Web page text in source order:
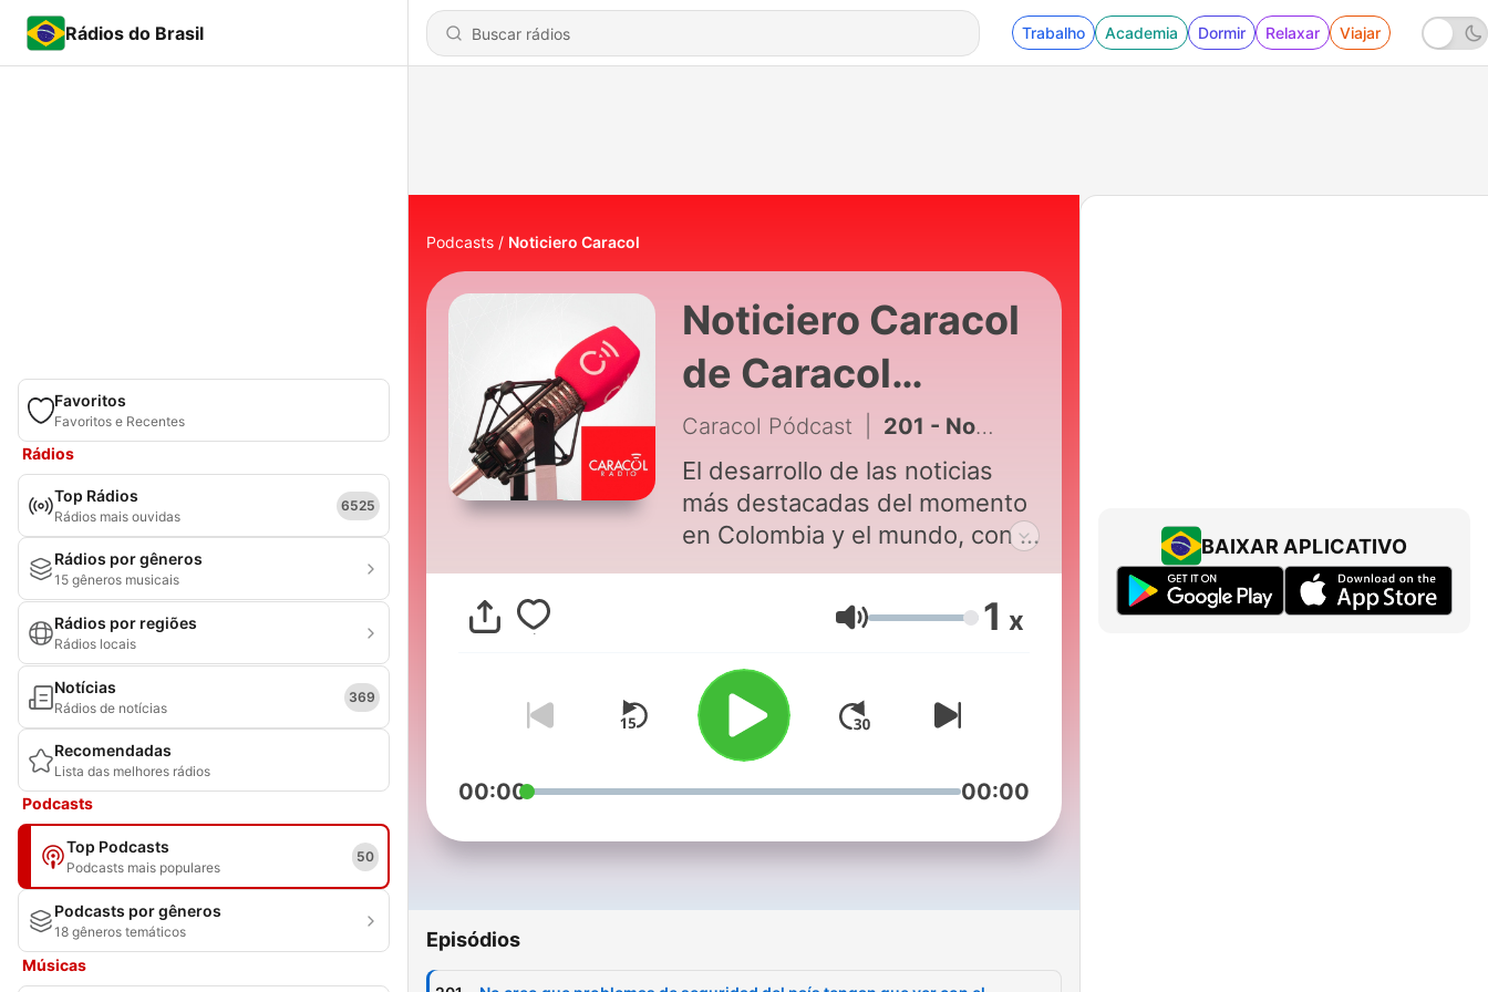
Rádios do Brasil Trabalho Academia Dormir Relaxar Viajar
Favoritos
Favoritos e Recentes
Rádios
Top Rádios
Rádios mais ouvidas
6525
Rádios por gêneros
15 gêneros musicais
Rádios por regiões
Rádios locais
Notícias
Rádios de notícias
369
Recomendadas
Lista das melhores rádios
Podcasts
Top Podcasts
Podcasts mais populares
50
Podcasts por gêneros
18 gêneros temáticos
Músicas
Podcasts Noticiero Caracol
Noticiero Caracol
de Caracol
Pódcast
Caracol Pódcast 201 - No creo que problemas de seguridad del país tengan que ver con el Acuerdo de Paz: Alejandro Ramelli
El desarrollo de las noticias
más destacadas del momento
en Colombia y el mundo, con la
presentacion del servicio
informativo de Caracol Radio.
Volume 1 x
00:00 00:00
Episódios
BAIXAR APLICATIVO